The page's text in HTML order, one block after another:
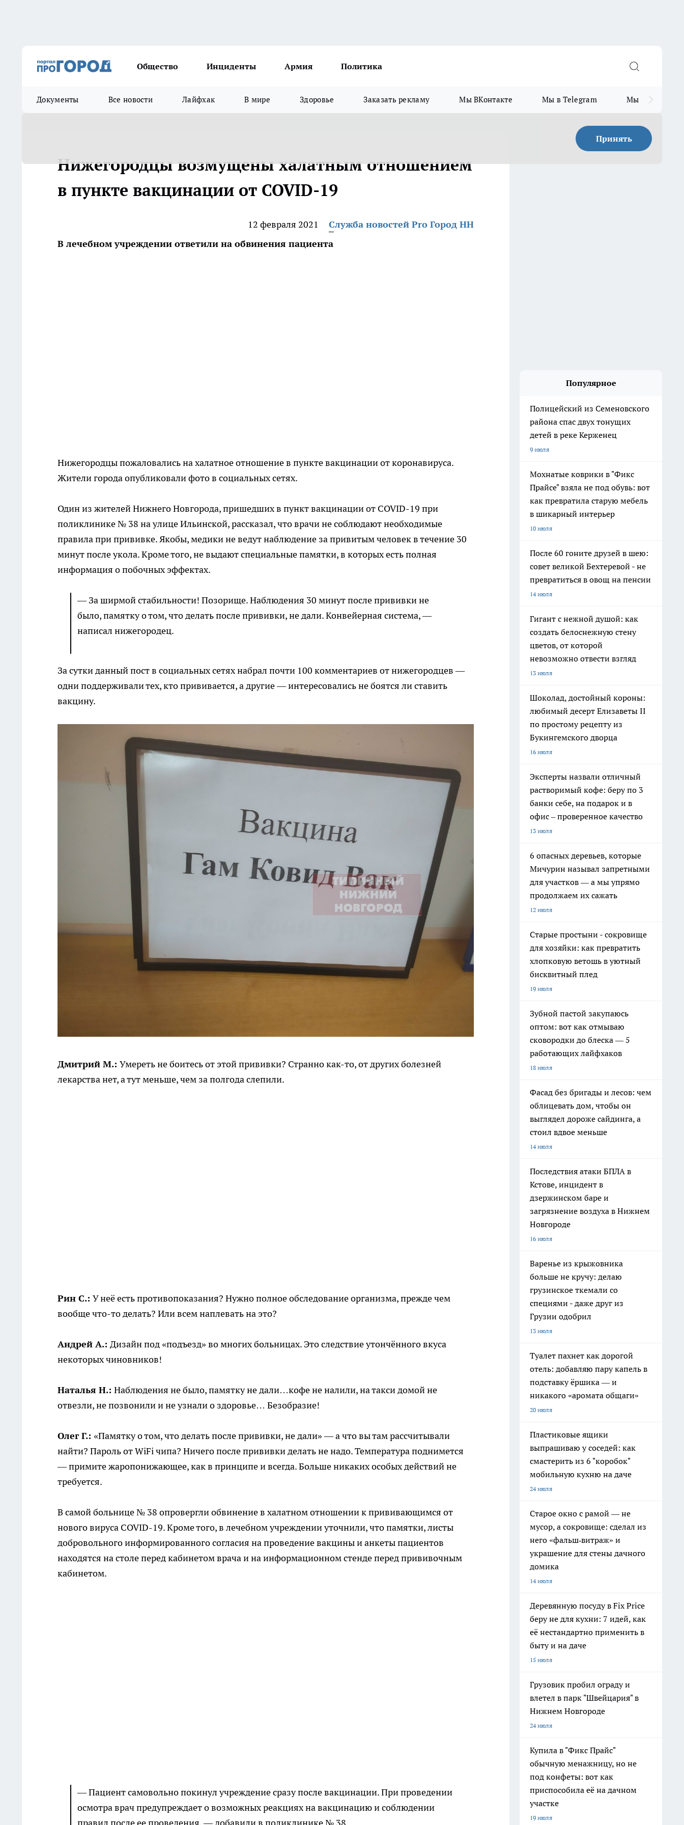
Общество Инциденты Армия Политика
Документы Все новости Лайфхак В мире Здоровье Заказать рекламу Мы ВКонтакте Мы в Telegram Мы в MAX
Принять
Нижегородцы возмущены халатным отношением
в пункте вакцинации от COVID-19
12 февраля 2021
Служба новостей Pro Город НН
В лечебном учреждении ответили на обвинения пациента
Нижегородцы пожаловались на халатное отношение в пункте вакцинации от коронавируса.
Жители города опубликовали фото в социальных сетях.
Один из жителей Нижнего Новгорода, пришедших в пункт вакцинации от COVID-19 при
поликлинике № 38 на улице Ильинской, рассказал, что врачи не соблюдают необходимые
правила при прививке. Якобы, медики не ведут наблюдение за привитым человек в течение 30
минут после укола. Кроме того, не выдают специальные памятки, в которых есть полная
информация о побочных эффектах.
— За ширмой стабильности! Позорище. Наблюдения 30 минут после прививки не
было, памятку о том, что делать после прививки, не дали. Конвейерная система, —
написал нижегородец.
За сутки данный пост в социальных сетях набрал почти 100 комментариев от нижегородцев —
одни поддерживали тех, кто прививается, а другие — интересовались не боятся ли ставить
вакцину.
Дмитрий М.: Умереть не боитесь от этой прививки? Странно как-то, от других болезней
лекарства нет, а тут меньше, чем за полгода слепили.
Рин С.: У неё есть противопоказания? Нужно полное обследование организма, прежде чем
вообще что-то делать? Или всем наплевать на это?
Андрей А.: Дизайн под «подъезд» во многих больницах. Это следствие утончённого вкуса
некоторых чиновников!
Наталья Н.: Наблюдения не было, памятку не дали…кофе не налили, на такси домой не
отвезли, не позвонили и не узнали о здоровье… Безобразие!
Олег Г.: «Памятку о том, что делать после прививки, не дали» — а что вы там рассчитывали
найти? Пароль от WiFi чипа? Ничего после прививки делать не надо. Температура поднимется
— примите жаропонижающее, как в принципе и всегда. Больше никаких особых действий не
требуется.
В самой больнице № 38 опровергли обвинение в халатном отношении к прививающимся от
нового вируса COVID-19. Кроме того, в лечебном учреждении уточнили, что памятки, листы
добровольного информированного согласия на проведение вакцины и анкеты пациентов
находятся на столе перед кабинетом врача и на информационном стенде перед прививочным
кабинетом.
— Пациент самовольно покинул учреждение сразу после вакцинации. При проведении
осмотра врач предупреждает о возможных реакциях на вакцинацию и соблюдении
правил после ее проведения, — добавили в поликлинике № 38.
Популярное
Полицейский из Семеновского
района спас двух тонущих
детей в реке Керженец
9 июля
Мохнатые коврики в "Фикс
Прайсе" взяла не под обувь: вот
как превратила старую мебель
в шикарный интерьер
10 июля
После 60 гоните друзей в шею:
совет великой Бехтеревой - не
превратиться в овощ на пенсии
14 июля
Гигант с нежной душой: как
создать белоснежную стену
цветов, от которой
невозможно отвести взгляд
13 июля
Шоколад, достойный короны:
любимый десерт Елизаветы II
по простому рецепту из
Букингемского дворца
16 июля
Эксперты назвали отличный
растворимый кофе: беру по 3
банки себе, на подарок и в
офис – проверенное качество
13 июля
6 опасных деревьев, которые
Мичурин называл запретными
для участков — а мы упрямо
продолжаем их сажать
12 июля
Старые простыни - сокровище
для хозяйки: как превратить
хлопковую ветошь в уютный
бисквитный плед
19 июля
Зубной пастой закупаюсь
оптом: вот как отмываю
сковородки до блеска — 5
работающих лайфхаков
18 июля
Фасад без бригады и лесов: чем
облицевать дом, чтобы он
выглядел дороже сайдинга, а
стоил вдвое меньше
14 июля
Последствия атаки БПЛА в
Кстове, инцидент в
дзержинском баре и
загрязнение воздуха в Нижнем
Новгороде
16 июля
Варенье из крыжовника
больше не кручу: делаю
грузинское ткемали со
специями - даже друг из
Грузии одобрил
13 июля
Туалет пахнет как дорогой
отель: добавляю пару капель в
подставку ёршика — и
никакого «аромата общаги»
20 июля
Пластиковые ящики
выпрашиваю у соседей: как
смастерить из 6 "коробок"
мобильную кухню на даче
24 июля
Старое окно с рамой — не
мусор, а сокровище: сделал из
него «фальш‑витраж» и
украшение для стены дачного
домика
14 июля
Деревянную посуду в Fix Price
беру не для кухни: 7 идей, как
её нестандартно применить в
быту и на даче
15 июля
Грузовик пробил ограду и
влетел в парк "Швейцария" в
Нижнем Новгороде
24 июля
Купила в "Фикс Прайс"
обычную менажницу, но не
под конфеты: вот как
приспособила её на дачном
участке
19 июля